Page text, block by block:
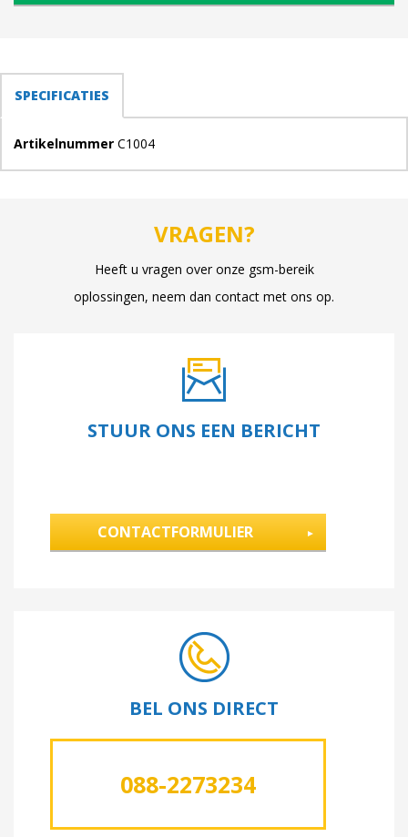
SPECIFICATIES
TABBLAD)
Artikelnummer C1004
VRAGEN?
Heeft u vragen over onze gsm-bereik
oplossingen, neem dan contact met ons op.
STUUR ONS EEN BERICHT
CONTACTFORMULIER
BEL ONS DIRECT
088-2273234